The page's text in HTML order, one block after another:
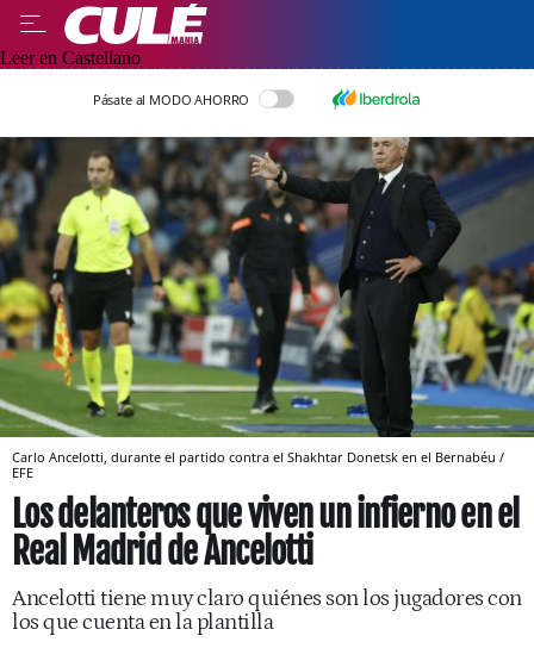
Leer en Castellano
Pásate al MODO AHORRO
Carlo Ancelotti, durante el partido contra el Shakhtar Donetsk en el Bernabéu /
EFE
Los delanteros que viven un infierno en el
Real Madrid de Ancelotti
Ancelotti tiene muy claro quiénes son los jugadores con
los que cuenta en la plantilla